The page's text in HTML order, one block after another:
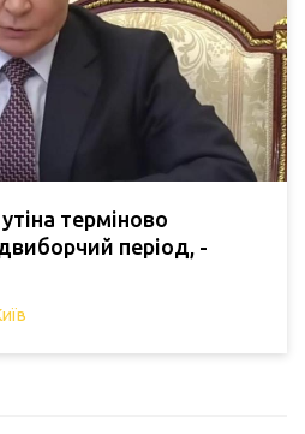
терміново
період, -